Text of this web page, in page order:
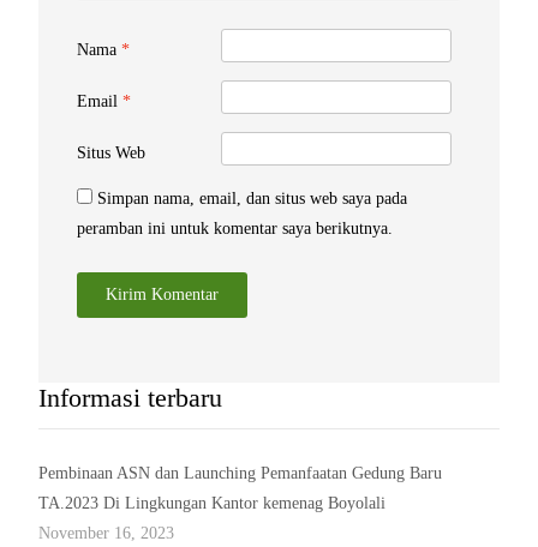
Nama *
Email *
Situs Web
Simpan nama, email, dan situs web saya pada
peramban ini untuk komentar saya berikutnya.
Informasi terbaru
Pembinaan ASN dan Launching Pemanfaatan Gedung Baru
TA.2023 Di Lingkungan Kantor kemenag Boyolali
November 16, 2023